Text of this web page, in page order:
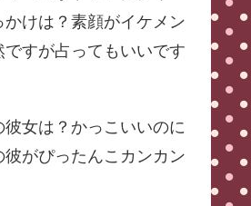
かけは？素顔がイケメン
ですが占ってもいいです
女は？かっこいいのに
がぴったんこカンカン